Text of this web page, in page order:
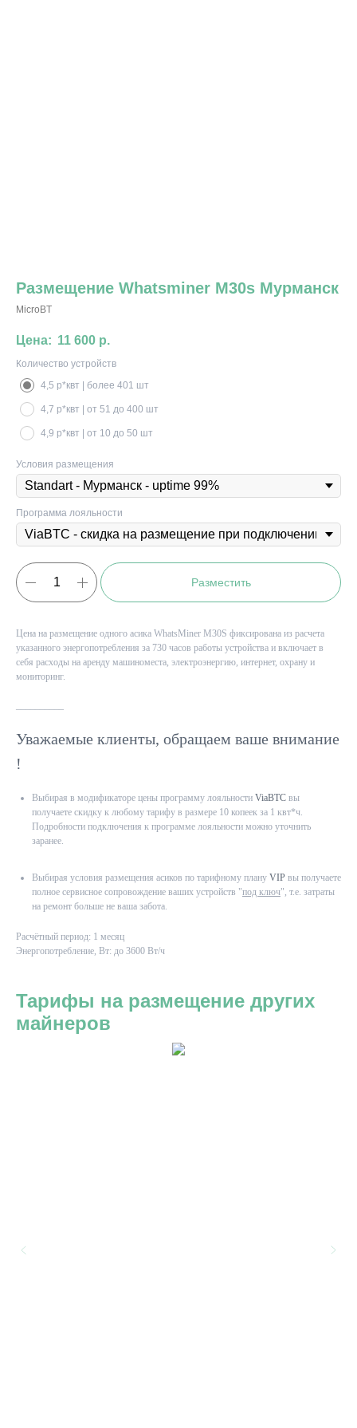
Размещение Whatsminer M30s Мурманск
MicroBT
11 600 р.
Количество устройств
4,5 р*квт | более 401 шт
4,7 р*квт | от 51 до 400 шт
4,9 р*квт | от 10 до 50 шт
Условия размещения
Программа лояльности
Разместить
Цена на размещение одного асика WhatsMiner M30S фиксирована из расчета
указанного энергопотребления за 730 часов работы устройства и включает в
себя расходы на аренду машиноместа, электроэнергию, интернет, охрану и
мониторинг.
Уважаемые клиенты, обращаем ваше внимание
!
Выбирая в модификаторе цены программу лояльности ViaBTC вы
получаете скидку к любому тарифу в размере 10 копеек за 1 квт*ч.
Подробности подключения к программе лояльности можно уточнить
заранее.
Выбирая условия размещения асиков по тарифному плану VIP вы получаете
полное сервисное сопровождение ваших устройств "под ключ", т.е. затраты
на ремонт больше не ваша забота.
Расчётный период: 1 месяц
Энергопотребление, Вт: до 3600 Вт/ч
Тарифы на размещение других
майнеров